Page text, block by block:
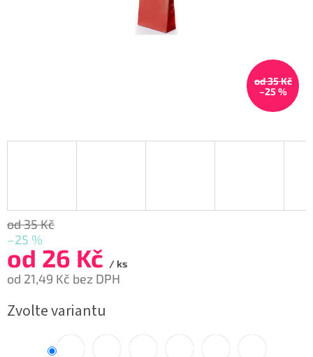
od 35 Kč
–25 %
od 35 Kč
–25 %
od 26 Kč / ks
od 21,49 Kč bez DPH
cena:
Zvolte variantu